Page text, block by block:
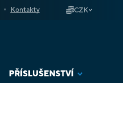
Kontakty CZK
PŘÍSLUŠENSTVÍ